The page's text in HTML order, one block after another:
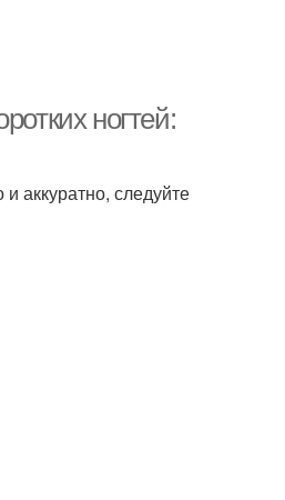
ногтей:
аккуратно, следуйте